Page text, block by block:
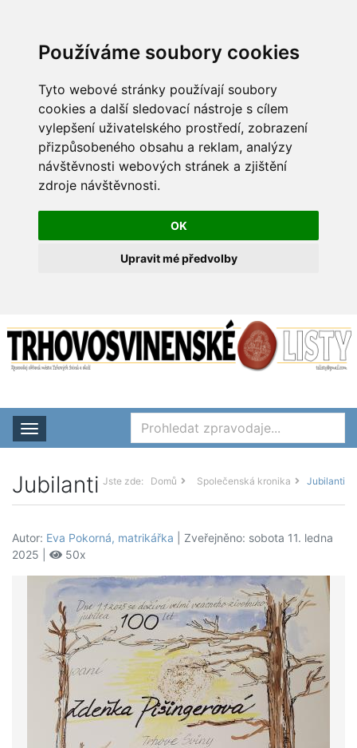
Používáme soubory cookies
Tyto webové stránky používají soubory
cookies a další sledovací nástroje s cílem
vylepšení uživatelského prostředí, zobrazení
přizpůsobeného obsahu a reklam, analýzy
návštěvnosti webových stránek a zjištění
zdroje návštěvnosti.
OK
Upravit mé předvolby
Rozbalit nabídku
Jubilanti Jste zde: Domů Společenská kronika Jubilanti
Autor: Eva Pokorná, matrikářka | Zveřejněno: sobota 11. ledna
2025 |
50x